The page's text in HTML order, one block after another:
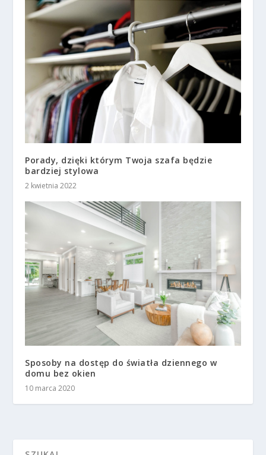
Porady, dzięki którym Twoja szafa będzie
bardziej stylowa
2 kwietnia 2022
Sposoby na dostęp do światła dziennego w
domu bez okien
10 marca 2020